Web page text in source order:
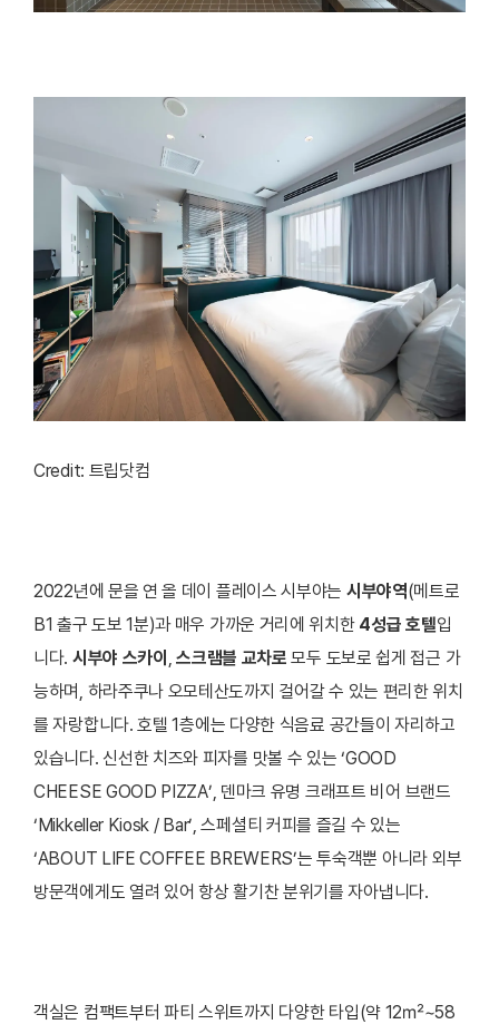
Credit: 트립닷컴
2022년에 문을 연 올 데이 플레이스 시부야는 시부야역(메트로
B1 출구 도보 1분)과 매우 가까운 거리에 위치한 4성급 호텔입
니다. 시부야 스카이 ,스크램블 교차로 모두 도보로 쉽게 접근 가
능하며, 하라주쿠나 오모테산도까지 걸어갈 수 있는 편리한 위치
를 자랑합니다.호텔 1층에는 다양한 식음료 공간들이 자리하고
있습니다. 신선한 치즈와 피자를 맛볼 수 있는 ‘GOOD
CHEESE GOOD PIZZA’, 덴마크 유명 크래프트 비어 브랜드
‘Mikkeller Kiosk / Bar’, 스페셜티 커피를 즐길 수 있는
‘ABOUT LIFE COFFEE BREWERS’는 투숙객뿐 아니라 외부
방문객에게도 열려 있어 항상 활기찬 분위기를 자아냅니다.
객실은 컴팩트부터 파티 스위트까지 다양한 타입(약 12㎡~58